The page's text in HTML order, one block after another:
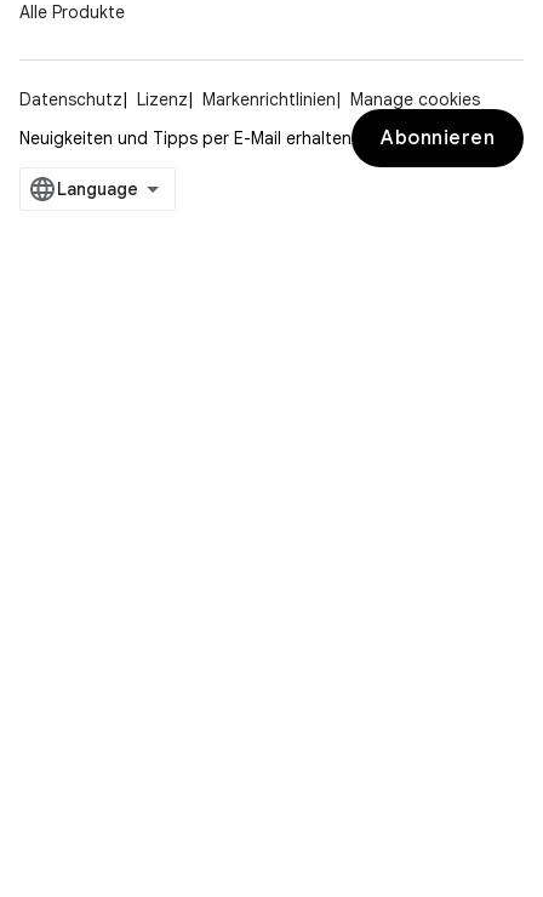
Alle Produkte
Datenschutz Lizenz Markenrichtlinien
Manage cookies
Neuigkeiten und Tipps per E-Mail erhalten
Abonnieren